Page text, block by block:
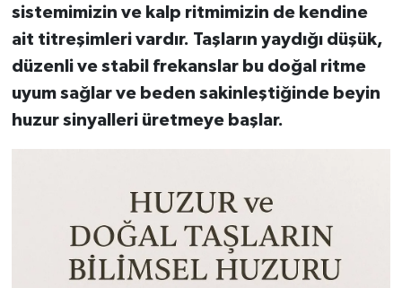
sistemimizin ve kalp ritmimizin de kendine
ait titreşimleri vardır. Taşların yaydığı düşük,
düzenli ve stabil frekanslar bu doğal ritme
uyum sağlar ve beden sakinleştiğinde beyin
huzur sinyalleri üretmeye başlar.